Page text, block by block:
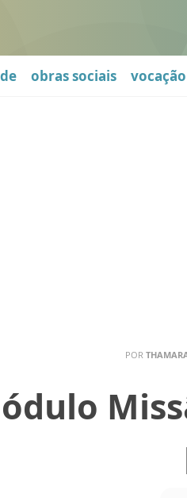
obras sociais vocação
POR